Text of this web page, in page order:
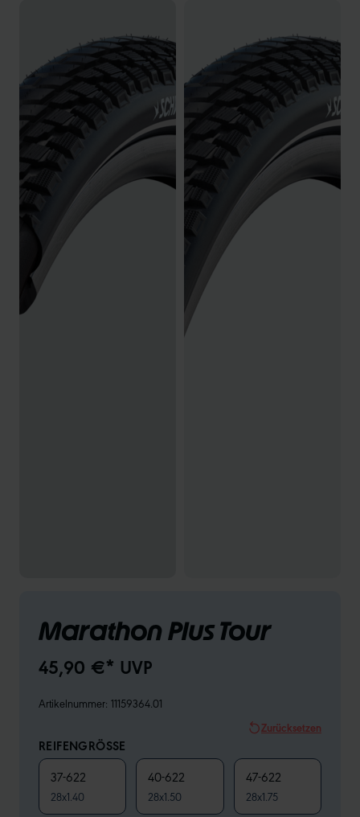
Marathon Plus Tour
45,90 €* UVP
Artikelnummer: 11159364.01
Zurücksetzen
REIFENGRÖSSE
37-622
28x1.40
40-622
28x1.50
47-622
28x1.75